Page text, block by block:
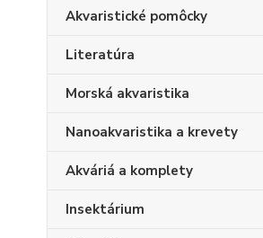
Akvaristické pomôcky
Literatúra
Morská akvaristika
Nanoakvaristika a krevety
Akváriá a komplety
Insektárium